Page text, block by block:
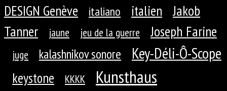
DESIGN Genève
italiano italien
Jakob
Tanner
jaune jeu de la guerre Joseph Farine
juge kalashnikov sonore Key-Déli-Ô-Scope
keystone KKKK Kunsthaus